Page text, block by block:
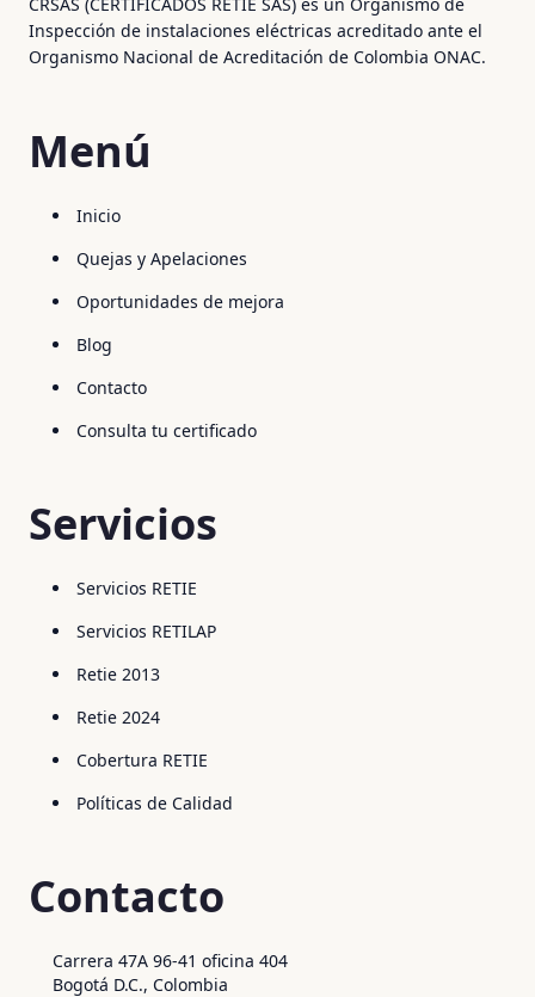
Inspección de instalaciones eléctricas acreditado ante el
Organismo Nacional de Acreditación de Colombia ONAC.
Menú
Inicio
Quejas y Apelaciones
Oportunidades de mejora
Blog
Contacto
Consulta tu certificado
Servicios
Servicios RETIE
Servicios RETILAP
Retie 2013
Retie 2024
Cobertura RETIE
Políticas de Calidad
Contacto
Carrera 47A 96-41 oficina 404
Bogotá D.C., Colombia